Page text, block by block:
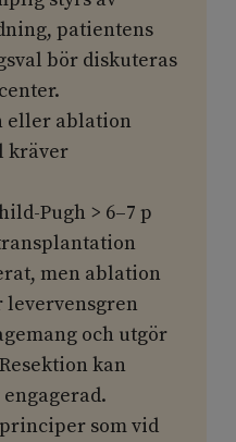
patientens
bör diskuteras
eller ablation
kräver
Pugh > 6–7 p
men ablation
och utgör
kan
som vid